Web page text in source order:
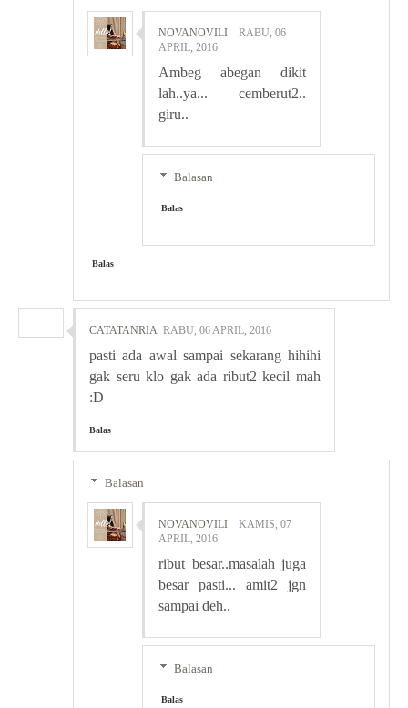
NOVANOVILI
RABU, 06
APRIL, 2016
Ambeg abegan dikit
lah..ya... cemberut2..
giru..
Balasan
Balas
Balas
CATATANRIA RABU, 06 APRIL, 2016
pasti ada awal sampai sekarang hihihi
gak seru klo gak ada ribut2 kecil mah
:D
Balas
Balasan
NOVANOVILI
KAMIS, 07
APRIL, 2016
ribut besar..masalah juga
besar pasti... amit2 jgn
sampai deh..
Balasan
Balas